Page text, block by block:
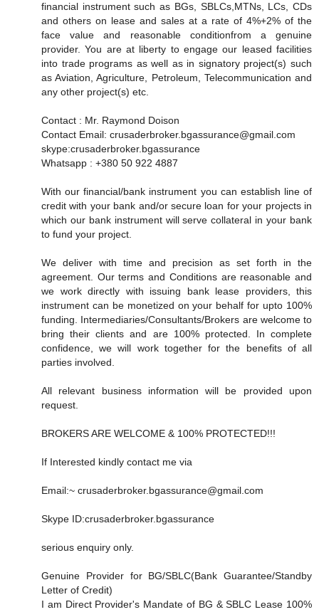
financial instrument such as BGs, SBLCs,MTNs, LCs, CDs
and others on lease and sales at a rate of 4%+2% of the
face value and reasonable conditionfrom a genuine
provider. You are at liberty to engage our leased facilities
into trade programs as well as in signatory project(s) such
as Aviation, Agriculture, Petroleum, Telecommunication and
any other project(s) etc.
Contact : Mr. Raymond Doison
Contact Email: crusaderbroker.bgassurance@gmail.com
skype:crusaderbroker.bgassurance
Whatsapp : +380 50 922 4887
With our financial/bank instrument you can establish line of
credit with your bank and/or secure loan for your projects in
which our bank instrument will serve collateral in your bank
to fund your project.
We deliver with time and precision as set forth in the
agreement. Our terms and Conditions are reasonable and
we work directly with issuing bank lease providers, this
instrument can be monetized on your behalf for upto 100%
funding. Intermediaries/Consultants/Brokers are welcome to
bring their clients and are 100% protected. In complete
confidence, we will work together for the benefits of all
parties involved.
All relevant business information will be provided upon
request.
BROKERS ARE WELCOME & 100% PROTECTED!!!
If Interested kindly contact me via
Email:~ crusaderbroker.bgassurance@gmail.com
Skype ID:crusaderbroker.bgassurance
serious enquiry only.
Genuine Provider for BG/SBLC(Bank Guarantee/Standby
Letter of Credit)
I am Direct Provider's Mandate of BG & SBLC Lease 100%